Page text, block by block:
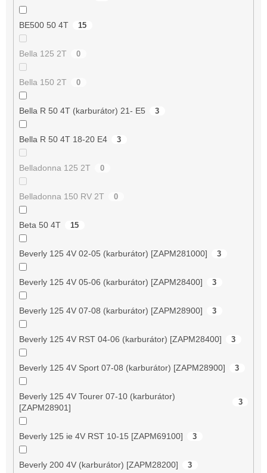
BE500 50 4T 15
Bella 125 2T 0
Bella 150 2T 0
Bella R 50 4T (karburátor) 21- E5 3
Bella R 50 4T 18-20 E4 3
Belladonna 125 2T 0
Belladonna 150 RV 2T 0
Beta 50 4T 15
Beverly 125 4V 02-05 (karburátor) [ZAPM281000] 3
Beverly 125 4V 05-06 (karburátor) [ZAPM28400] 3
Beverly 125 4V 07-08 (karburátor) [ZAPM28900] 3
Beverly 125 4V RST 04-06 (karburátor) [ZAPM28400] 3
Beverly 125 4V Sport 07-08 (karburátor) [ZAPM28900] 3
Beverly 125 4V Tourer 07-10 (karburátor)
[ZAPM28901]
3
Beverly 125 ie 4V RST 10-15 [ZAPM69100] 3
Beverly 200 4V (karburátor) [ZAPM28200] 3